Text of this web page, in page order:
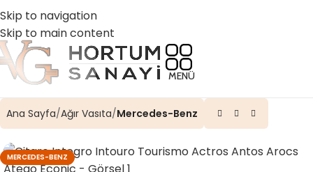
Skip to navigation
Skip to main content
☎️ 0 (224) 504 74 45
MENÜ
Ana Sayfa Ağır Vasıta Mercedes-Benz
MERCEDES-BENZ